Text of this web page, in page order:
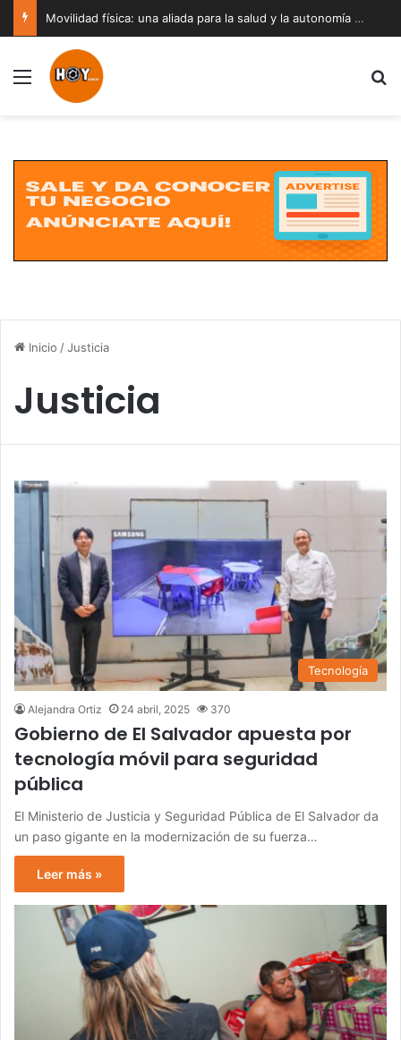
Movilidad física: una aliada para la salud y la autonomía a cualquier edad
Menú
Inicio /Justicia
Justicia
Tecnología
Alejandra Ortiz 24 abril, 2025 370
Gobierno de El Salvador apuesta por
tecnología móvil para seguridad
pública
El Ministerio de Justicia y Seguridad Pública de El Salvador da
un paso gigante en la modernización de su fuerza…
Leer más »